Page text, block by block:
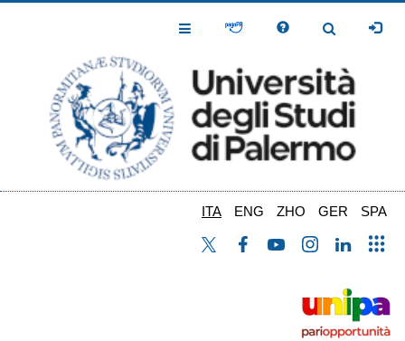
Toggle
Toggle
ITA ENG ZHO GER SPA